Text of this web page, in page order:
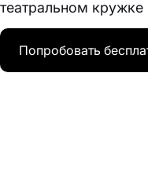
театральном кружке
Попробовать